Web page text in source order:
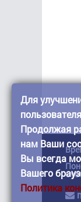
Для
Продолжая
нам Ваши
Вы всегда
Вашего
Политика